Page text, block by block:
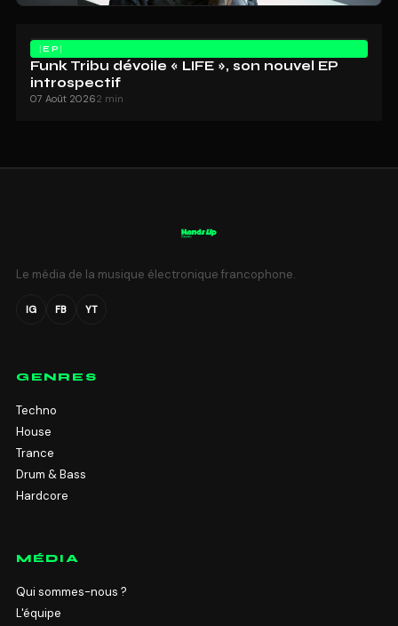
EP
Funk Tribu dévoile « LIFE », son nouvel EP
introspectif
07 Août 20262 min
Le média de la musique électronique francophone.
IG FB YT
GENRES
Techno
House
Trance
Drum & Bass
Hardcore
MÉDIA
Qui sommes-nous ?
L'équipe